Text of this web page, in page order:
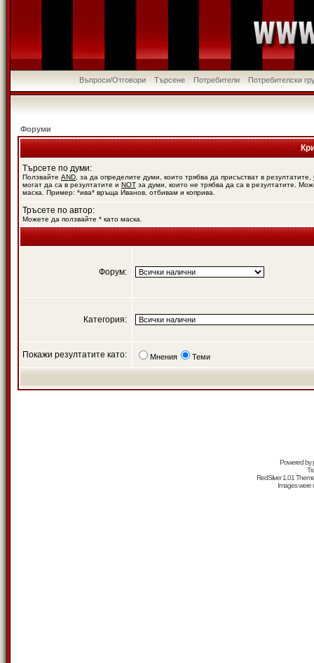
Въпроси/Отговори Търсене Потребители Потребителски
Форуми
Търсете по думи:
Ползвайте AND , за да определите думи, които трябва да присъстват в резултатите,
могат да са в резултатите и NOT за думи, които не трябва да са в резултатите.
маска. Пример: *ива* връща Иванов, отбивам и коприва.
Тръсете по автор:
Можете да ползвайте * като маска.
Форум:
Категория:
Покажи резултатите като: Мнения Теми
Powered by
RedSilver 1.01
Images were